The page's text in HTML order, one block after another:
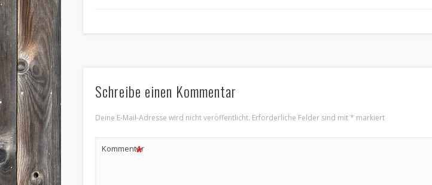
Schreibe einen Kommentar
Deine E-Mail-Adresse wird nicht veröffentlicht. Erforderliche Felder sind mit* markiert
Kommentar
*